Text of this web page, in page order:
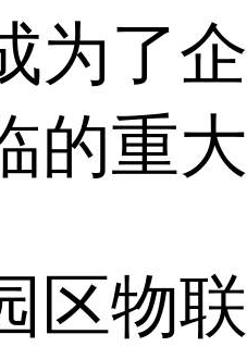
为了
的重
区物